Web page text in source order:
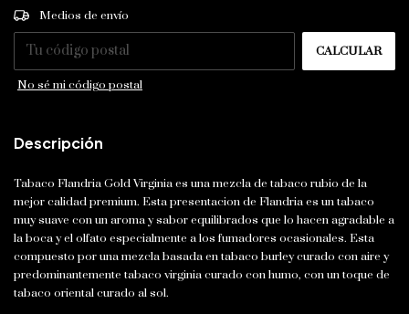
Entregas para el CP:
Medios de envío
CALCULAR
No sé mi código postal
Descripción
Tabaco Flandria Gold Virginia es una mezcla de tabaco rubio de la
mejor calidad premium. Esta presentacion de Flandria es un tabaco
muy suave con un aroma y sabor equilibrados que lo hacen agradable a
la boca y el olfato especialmente a los fumadores ocasionales. Esta
compuesto por una mezcla basada en tabaco burley curado con aire y
predominantemente tabaco virginia curado con humo, con un toque de
tabaco oriental curado al sol.